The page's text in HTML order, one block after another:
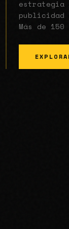
estrategia
publicidad
Más de